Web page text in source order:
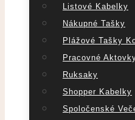
Listové Kabelky
Nákupné Tašky
Plážové Tašky
Pracovné
Ruksaky
Shopper Kabelky
Spoločenské